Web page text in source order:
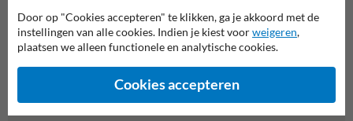
Neem contact met ons op
Wij zijn op werkdagen (van 8.00 tot 17.00) te bereiken op 038-
Vragen? Stuur een e-mail naarinfo@trafficsupply.nl
formulier in en we reageren zo spoedig mogelijk.
Door op "Cookies accepteren" te klikken, ga je akkoord met de
instellingen van alle cookies. Indien je kiest voorweigeren,
plaatsen we alleen functionele en analytische cookies.
Cookies accepteren